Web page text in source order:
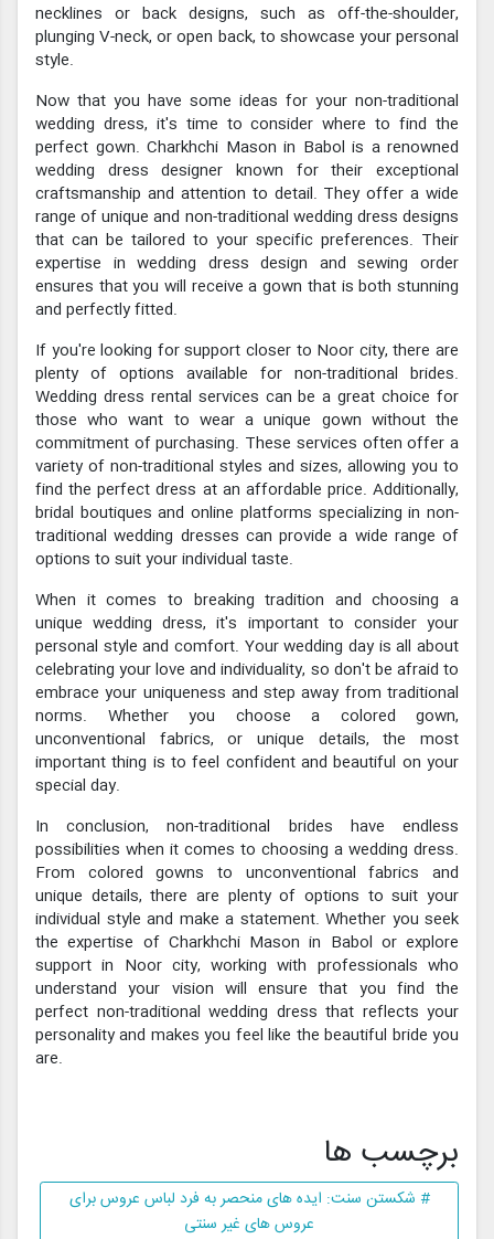
necklines or back designs, such as off-the-shoulder,
plunging V-neck, or open back, to showcase your personal
style.
Now that you have some ideas for your non-traditional
wedding dress, it's time to consider where to find the
perfect gown. Charkhchi Mason in Babol is a renowned
wedding dress designer known for their exceptional
craftsmanship and attention to detail. They offer a wide
range of unique and non-traditional wedding dress designs
that can be tailored to your specific preferences. Their
expertise in wedding dress design and sewing order
ensures that you will receive a gown that is both stunning
and perfectly fitted.
If you're looking for support closer to Noor city, there are
plenty of options available for non-traditional brides.
Wedding dress rental services can be a great choice for
those who want to wear a unique gown without the
commitment of purchasing. These services often offer a
variety of non-traditional styles and sizes, allowing you to
find the perfect dress at an affordable price. Additionally,
bridal boutiques and online platforms specializing in non-
traditional wedding dresses can provide a wide range of
options to suit your individual taste.
When it comes to breaking tradition and choosing a
unique wedding dress, it's important to consider your
personal style and comfort. Your wedding day is all about
celebrating your love and individuality, so don't be afraid to
embrace your uniqueness and step away from traditional
norms. Whether you choose a colored gown,
unconventional fabrics, or unique details, the most
important thing is to feel confident and beautiful on your
special day.
In conclusion, non-traditional brides have endless
possibilities when it comes to choosing a wedding dress.
From colored gowns to unconventional fabrics and
unique details, there are plenty of options to suit your
individual style and make a statement. Whether you seek
the expertise of Charkhchi Mason in Babol or explore
support in Noor city, working with professionals who
understand your vision will ensure that you find the
perfect non-traditional wedding dress that reflects your
personality and makes you feel like the beautiful bride you
are.
برچسب ها
# شکستن سنت: ایده های منحصر به فرد لباس عروس برای
عروس های غیر سنتی